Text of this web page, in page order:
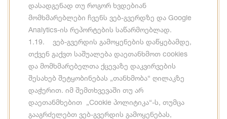
დასადგენად თუ როგორ ხვდებიან
მომხმარებლები ჩვენს ვებ-გვერდზე და Google
Analytics-ის რეპორტების საწარმოებლად.
1.19. ვებ-გვერდის გამოყენების დაწყებამდე,
თქვენ გაქვთ საშუალება დაეთანხმოთ cookies
და მომხმარებელთა ქცევაზე დაკვირვების
შესახებ შეტყობინებას „თანხმობა“ ღილაკზე
დაჭერით. იმ შემთხვევაში თუ არ
დაეთანმხებით „Cookie პოლიტიკა“-ს, თუმცა
გააგრძელებთ ვებ-გვერდის გამოყენებას,